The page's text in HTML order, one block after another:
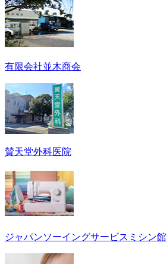
有限会社並木商会
賛天堂外科医院
ジャパンソーイングサービスミシン館